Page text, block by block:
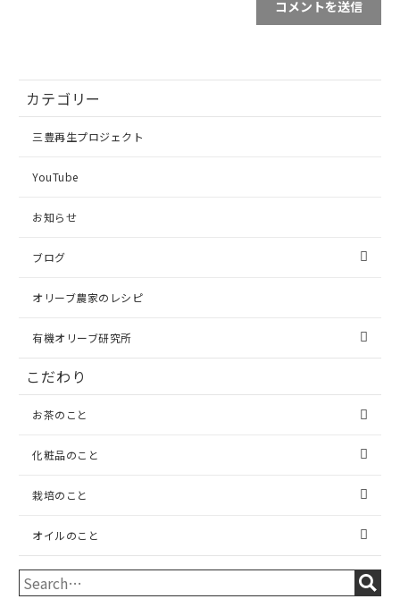
カテゴリー
三豊再生プロジェクト
YouTube
お知らせ
ブログ
オリーブ農家のレシピ
有機オリーブ研究所
こだわり
お茶のこと
化粧品のこと
栽培のこと
オイルのこと